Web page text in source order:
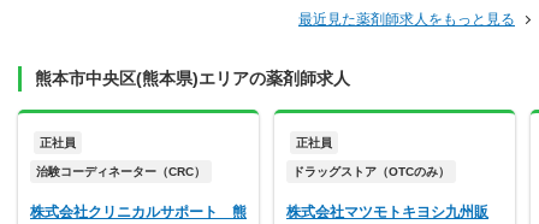
最近見た薬剤師求人をもっと見る
熊本市中央区(熊本県)エリアの薬剤師求人
正社員
治験コーディネーター（CRC）
株式会社クリニカルサポート 熊
正社員
ドラッグストア（OTCのみ）
株式会社マツモトキヨシ九州販